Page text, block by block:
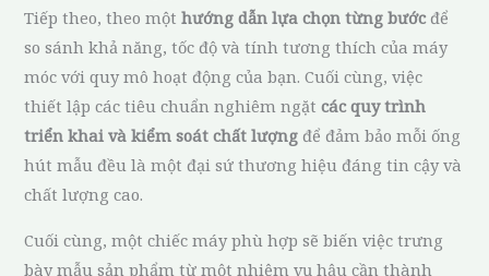
Tiếp theo, theo mộthướng dẫn lựa chọn từng bướcđể
so sánh khả năng, tốc độ và tính tương thích của máy
móc với quy mô hoạt động của bạn. Cuối cùng, việc
thiết lập các tiêu chuẩn nghiêm ngặtcác quy trình
triển khai và kiểm soát chất lượng để đảm bảo mỗi ống
hút mẫu đều là một đại sứ thương hiệu đáng tin cậy và
chất lượng cao.
Cuối cùng, một chiếc máy phù hợp sẽ biến việc trưng
bày mẫu sản phẩm từ một nhiệm vụ hậu cần thành